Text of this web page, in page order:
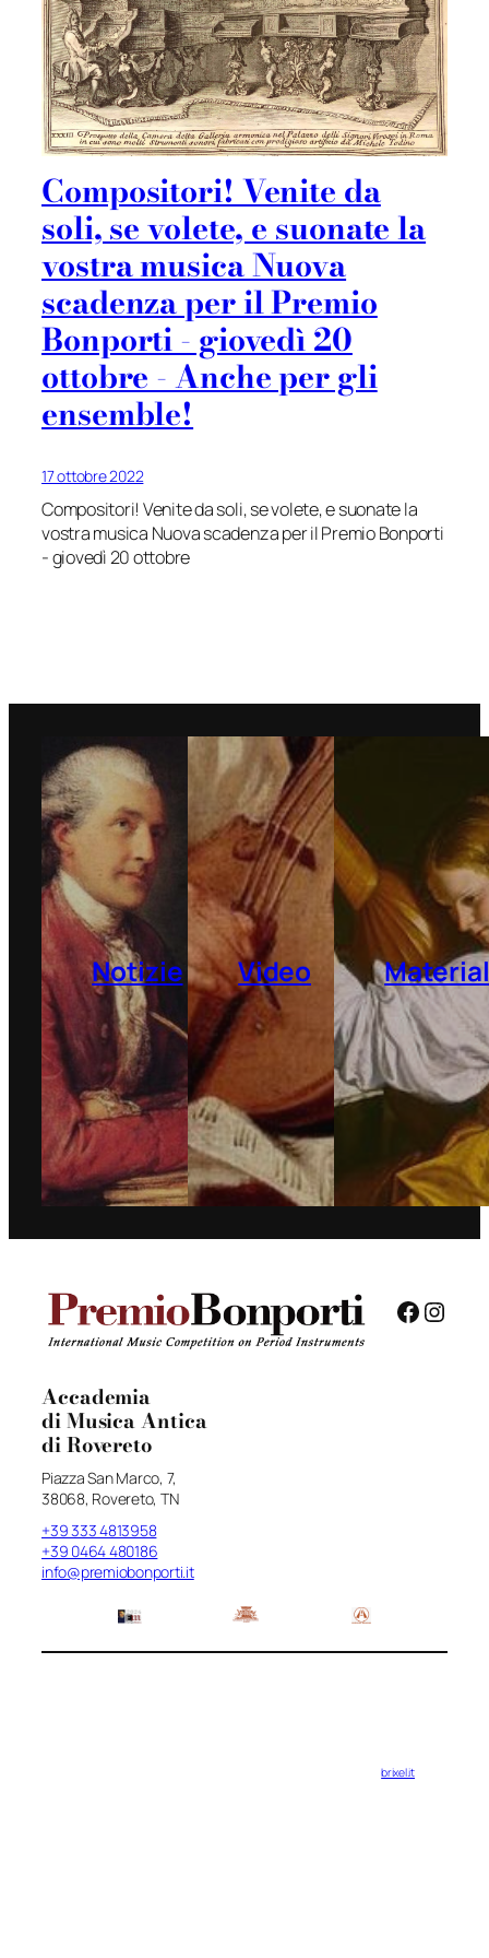
Compositori! Venite da
soli, se volete, e suonate la
vostra musica Nuova
scadenza per il Premio
Bonporti - giovedì 20
ottobre - Anche per gli
ensemble!
17 ottobre 2022
Compositori! Venite da soli, se volete, e suonate la
vostra musica Nuova scadenza per il Premio Bonporti
- giovedì 20 ottobre
Notizie Video
Accademia
di Musica Antica
di Rovereto
Piazza San Marco, 7,
38068, Rovereto, TN
+39 333 4813958
+39 0464 480186
info@premiobonporti.it
brixel.it